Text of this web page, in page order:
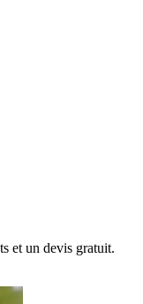
et un devis gratuit.